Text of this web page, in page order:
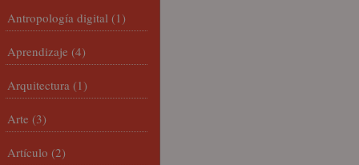
Antropología digital (1)
Aprendizaje (4)
Arquitectura (1)
Arte (3)
Artículo (2)